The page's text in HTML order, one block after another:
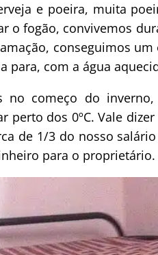
e poeira, muita
o fogão, convivemos
conseguimos
para, com a água
no começo do
perto dos 0ºC. Vale
de 1/3 do nosso
para o proprietário.